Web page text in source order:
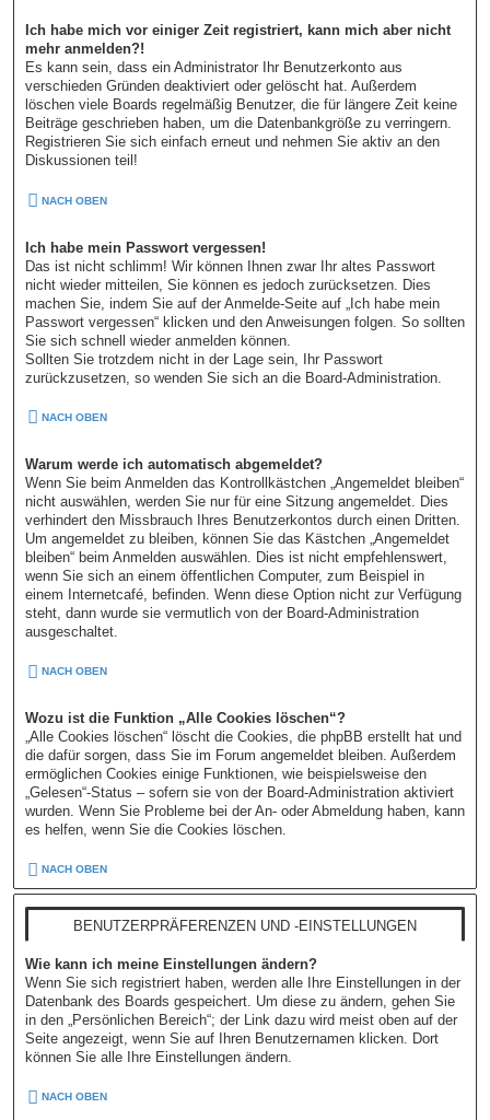
Ich habe mich vor einiger Zeit registriert, kann mich aber nicht
mehr anmelden?!
Es kann sein, dass ein Administrator Ihr Benutzerkonto aus
verschieden Gründen deaktiviert oder gelöscht hat. Außerdem
löschen viele Boards regelmäßig Benutzer, die für längere Zeit keine
Beiträge geschrieben haben, um die Datenbankgröße zu verringern.
Registrieren Sie sich einfach erneut und nehmen Sie aktiv an den
Diskussionen teil!
NACH OBEN
Ich habe mein Passwort vergessen!
Das ist nicht schlimm! Wir können Ihnen zwar Ihr altes Passwort
nicht wieder mitteilen, Sie können es jedoch zurücksetzen. Dies
machen Sie, indem Sie auf der Anmelde-Seite auf „Ich habe mein
Passwort vergessen“ klicken und den Anweisungen folgen. So sollten
Sie sich schnell wieder anmelden können.
Sollten Sie trotzdem nicht in der Lage sein, Ihr Passwort
zurückzusetzen, so wenden Sie sich an die Board-Administration.
NACH OBEN
Warum werde ich automatisch abgemeldet?
Wenn Sie beim Anmelden das Kontrollkästchen „Angemeldet bleiben“
nicht auswählen, werden Sie nur für eine Sitzung angemeldet. Dies
verhindert den Missbrauch Ihres Benutzerkontos durch einen Dritten.
Um angemeldet zu bleiben, können Sie das Kästchen „Angemeldet
bleiben“ beim Anmelden auswählen. Dies ist nicht empfehlenswert,
wenn Sie sich an einem öffentlichen Computer, zum Beispiel in
einem Internetcafé, befinden. Wenn diese Option nicht zur Verfügung
steht, dann wurde sie vermutlich von der Board-Administration
ausgeschaltet.
NACH OBEN
Wozu ist die Funktion „Alle Cookies löschen“?
„Alle Cookies löschen“ löscht die Cookies, die phpBB erstellt hat und
die dafür sorgen, dass Sie im Forum angemeldet bleiben. Außerdem
ermöglichen Cookies einige Funktionen, wie beispielsweise den
„Gelesen“-Status – sofern sie von der Board-Administration aktiviert
wurden. Wenn Sie Probleme bei der An- oder Abmeldung haben, kann
es helfen, wenn Sie die Cookies löschen.
NACH OBEN
BENUTZERPRÄFERENZEN UND -EINSTELLUNGEN
Wie kann ich meine Einstellungen ändern?
Wenn Sie sich registriert haben, werden alle Ihre Einstellungen in der
Datenbank des Boards gespeichert. Um diese zu ändern, gehen Sie
in den „Persönlichen Bereich“; der Link dazu wird meist oben auf der
Seite angezeigt, wenn Sie auf Ihren Benutzernamen klicken. Dort
können Sie alle Ihre Einstellungen ändern.
NACH OBEN